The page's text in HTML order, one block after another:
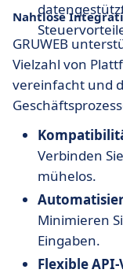
Nahtlose
GRUWEB
Vielzahl von
vereinfacht und
Verbinden
mühelos.
Minimieren
Eingaben.
Flexible